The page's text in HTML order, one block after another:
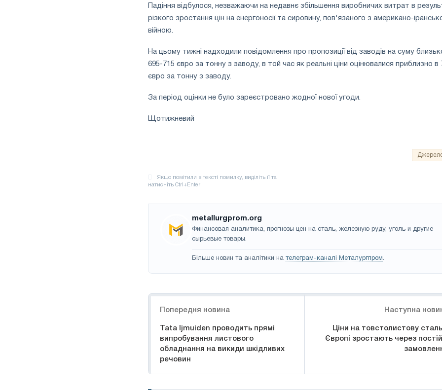
Падіння відбулося, незважаючи на недавнє збільшення виробничих витрат в
різкого зростання цін на енергоносії та сировину, пов'язаного з американо-
війною.
На цьому тижні надходили повідомлення про пропозиції від заводів на суму
695-715 євро за тонну з заводу, в той час як реальні ціни оцінювалися приблизно в
євро за тонну з заводу.
За період оцінки не було зареєстровано жодної нової угоди.
Щотижневий
metallurgprom.org
Финансовая аналитика, прогнозы цен на сталь, железную руду, уголь и другие
сырьевые товары.
Більше новин та аналітики на телеграм-каналі Металургпром.
Попередня новина
Tata Ijmuiden проводить прямі
випробування листового
обладнання на викиди шкідливих
речовин
Наступна
Ціни на товстолистову
Європі зростають через